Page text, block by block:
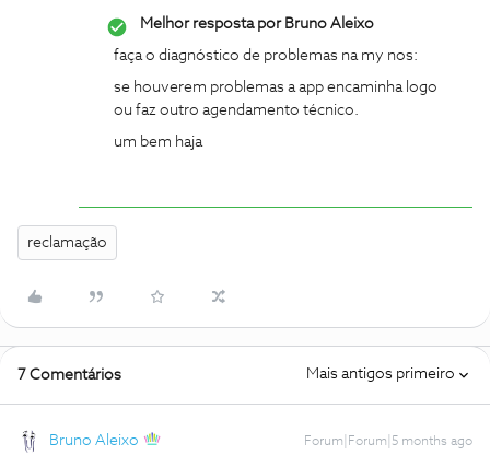
Melhor resposta porBruno Aleixo
faça o diagnóstico de problemas na my nos:
se houverem problemas a app encaminha logo
ou faz outro agendamento técnico.
um bem haja
reclamação
7 Comentários Mais antigos primeiro
Bruno Aleixo Forum|Forum|5 months ago